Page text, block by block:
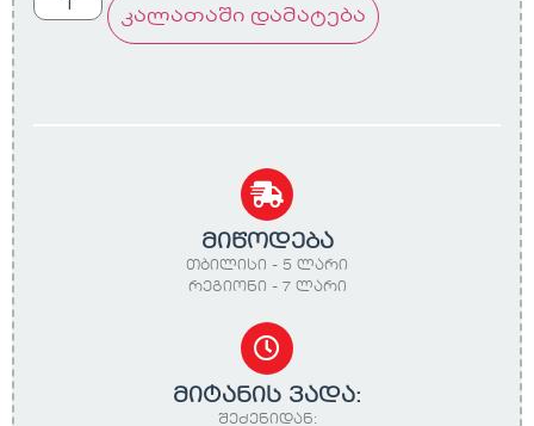
კალათაში დამატება
მიწოდება
თბილისი - 5 ლარი
რეგიონი - 7 ლარი
მიტანის ვადა:
შეძენიდან: